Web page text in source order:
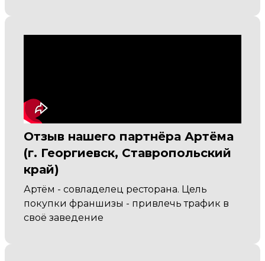
Отзыв нашего партнёра Артёма
(г. Георгиевск, Ставропольский
край)
Артём - совладелец ресторана. Цель
покупки франшизы - привлечь трафик в
своё заведение